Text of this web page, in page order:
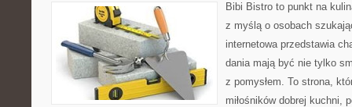
Bibi Bistro to punkt na
z myślą o osobach
internetowa przedstawia
dania mają być nie tylko
z pomysłem. To strona,
miłośników dobrej kuchni,